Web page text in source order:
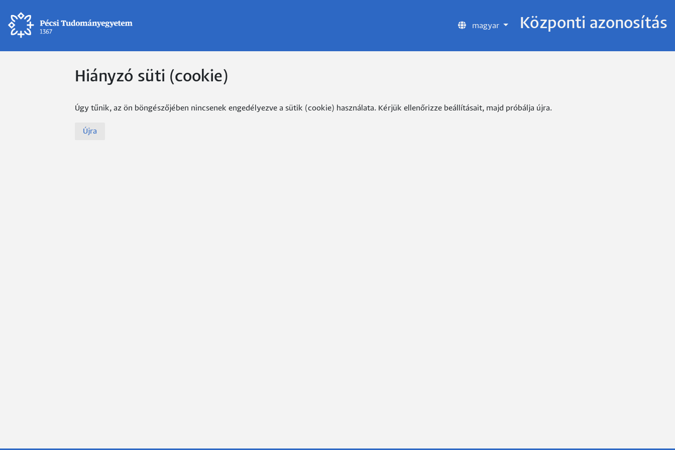
magyar Központi azonosítás
Hiányzó süti (cookie)
Úgy tűnik, az ön böngészőjében nincsenek engedélyezve a sütik (cookie) használata. Kérjük ellenőrizze beállításait, majd próbálja újra.
Újra